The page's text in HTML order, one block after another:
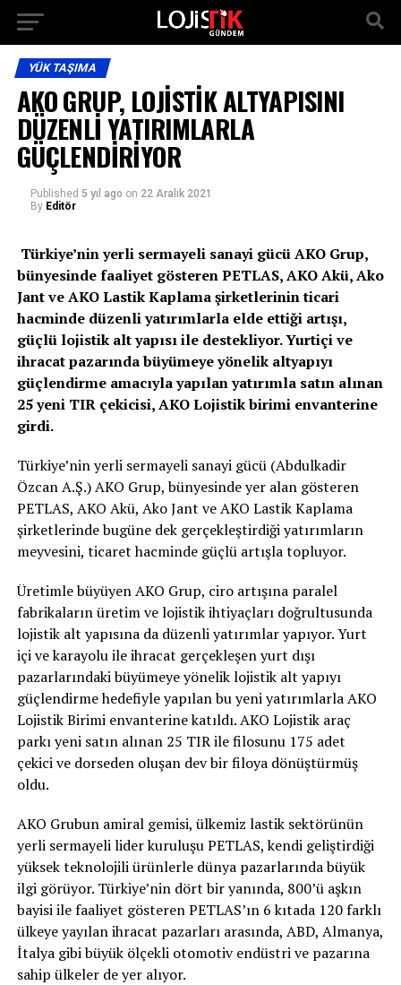
YÜK TAŞIMA
AKO GRUP, LOJİSTİK ALTYAPISINI
DÜZENLİ YATIRIMLARLA
GÜÇLENDİRİYOR
Published 5 yıl ago on 22 Aralık 2021
By Editör
Türkiye’nin yerli sermayeli sanayi gücü AKO Grup,
bünyesinde faaliyet gösteren PETLAS, AKO Akü, Ako
Jant ve AKO Lastik Kaplama şirketlerinin ticari
hacminde düzenli yatırımlarla elde ettiği artışı,
güçlü lojistik alt yapısı ile destekliyor. Yurtiçi ve
ihracat pazarında büyümeye yönelik altyapıyı
güçlendirme amacıyla yapılan yatırımla satın alınan
25 yeni TIR çekicisi, AKO Lojistik birimi envanterine
girdi.
Türkiye’nin yerli sermayeli sanayi gücü (Abdulkadir
Özcan A.Ş.) AKO Grup, bünyesinde yer alan gösteren
PETLAS, AKO Akü, Ako Jant ve AKO Lastik Kaplama
şirketlerinde bugüne dek gerçekleştirdiği yatırımların
meyvesini, ticaret hacminde güçlü artışla topluyor.
Üretimle büyüyen AKO Grup, ciro artışına paralel
fabrikaların üretim ve lojistik ihtiyaçları doğrultusunda
lojistik alt yapısına da düzenli yatırımlar yapıyor. Yurt
içi ve karayolu ile ihracat gerçekleşen yurt dışı
pazarlarındaki büyümeye yönelik lojistik alt yapıyı
güçlendirme hedefiyle yapılan bu yeni yatırımlarla AKO
Lojistik Birimi envanterine katıldı. AKO Lojistik araç
parkı yeni satın alınan 25 TIR ile filosunu 175 adet
çekici ve dorseden oluşan dev bir filoya dönüştürmüş
oldu.
AKO Grubun amiral gemisi, ülkemiz lastik sektörünün
yerli sermayeli lider kuruluşu PETLAS, kendi geliştirdiği
yüksek teknolojili ürünlerle dünya pazarlarında büyük
ilgi görüyor. Türkiye’nin dört bir yanında, 800’ü aşkın
bayisi ile faaliyet gösteren PETLAS’ın 6 kıtada 120 farklı
ülkeye yayılan ihracat pazarları arasında, ABD, Almanya,
İtalya gibi büyük ölçekli otomotiv endüstri ve pazarına
sahip ülkeler de yer alıyor.